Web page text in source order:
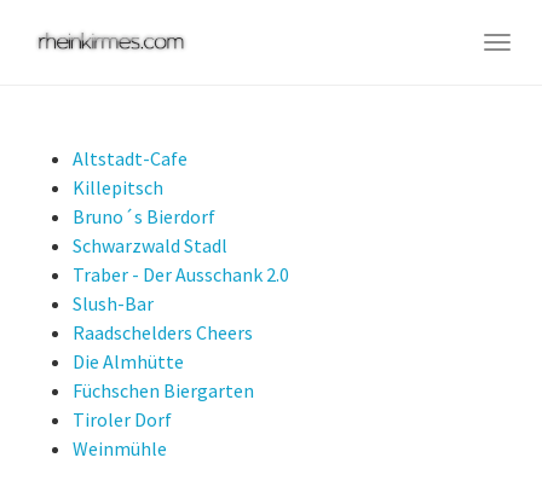
Altstadt-Cafe
Killepitsch
Bruno´s Bierdorf
Schwarzwald Stadl
Traber - Der Ausschank 2.0
Slush-Bar
Raadschelders Cheers
Die Almhütte
Füchschen Biergarten
Tiroler Dorf
Weinmühle